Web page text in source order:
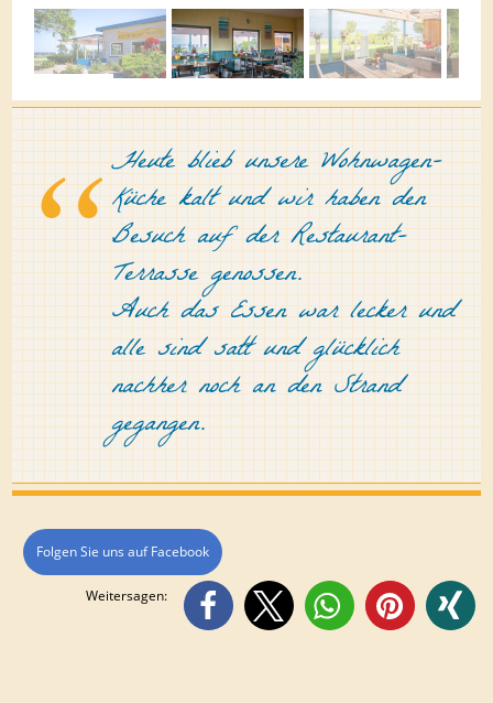
Heute blieb unsere Wohnwagen-
Küche kalt und wir haben den
Besuch auf der Restaurant-
Terrasse genossen.
Auch das Essen war lecker und
alle sind satt und glücklich
nachher noch an den Strand
gegangen.
Folgen Sie uns auf Facebook
Weitersagen: